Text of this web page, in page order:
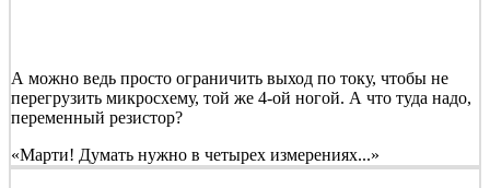
А можно ведь просто ограничить выход по току, чтобы не
перегрузить микросхему, той же 4-ой ногой. А что туда надо,
переменный резистор?
«Марти! Думать нужно в четырех измерениях...»